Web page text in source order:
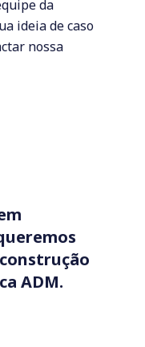
da
ideia de caso
nossa
ADM.